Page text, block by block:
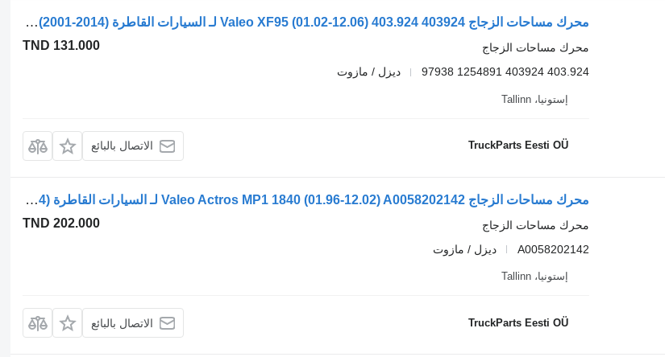
محرك مساحات الزجاج Valeo XF95 (01.02-12.06) 403.924 403924 لـ السيارات القاطرة DAF XF95, XF105 (2001-2014)
TND 131.000
محرك مساحات الزجاج
403.924 403924 1254891 97938
ديزل / مازوت
إستونيا، Tallinn
TruckParts Eesti OÜ الاتصال بالبائع
محرك مساحات الزجاج Valeo Actros MP1 1840 (01.96-12.02) A0058202142 لـ السيارات القاطرة Mercedes-Benz Actros, Axor MP1, MP2, MP3 (1996-2014)
TND 202.000
محرك مساحات الزجاج
A0058202142
ديزل / مازوت
إستونيا، Tallinn
TruckParts Eesti OÜ الاتصال بالبائع